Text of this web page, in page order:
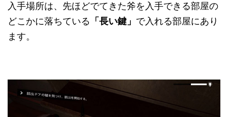
入手場所は、先ほどでてきた斧を入手できる部屋の
どこかに落ちている 「長い鍵」 で入れる部屋にあり
ます。